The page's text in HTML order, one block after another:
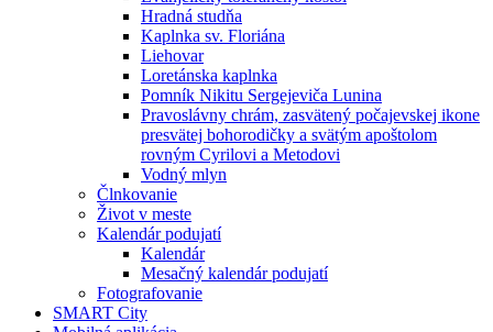
Hradná studňa
Kaplnka sv. Floriána
Liehovar
Loretánska kaplnka
Pomník Nikitu Sergejeviča Lunina
Pravoslávny chrám, zasvätený počajevskej ikone
presvätej bohorodičky a svätým apoštolom
rovným Cyrilovi a Metodovi
Vodný mlyn
Člnkovanie
Život v meste
Kalendár podujatí
Kalendár
Mesačný kalendár podujatí
Fotografovanie
SMART City